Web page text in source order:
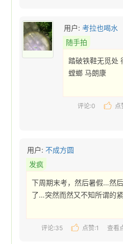
用户:考拉也喝水
随手拍
踏破铁鞋无觅处
螳螂 马朗康
评论:0 点
用户: 不成方圆
发疯
下周期末考，然后暑假…然
了…突然而然又不知所谓的
评论:35 点赞:1 查看